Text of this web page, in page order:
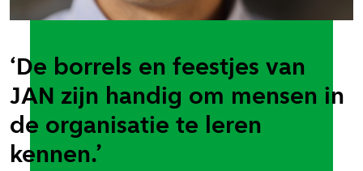
‘De borrels en feestjes van
JAN zijn handig om mensen in
de organisatie te leren
kennen.’